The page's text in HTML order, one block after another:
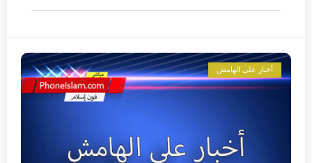
أخبار على الهامش